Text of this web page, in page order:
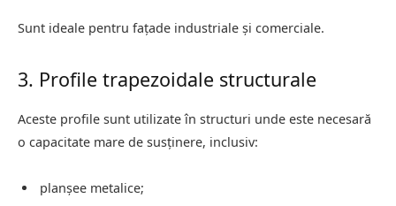
Sunt ideale pentru fațade industriale și comerciale.
3. Profile trapezoidale structurale
Aceste profile sunt utilizate în structuri unde este necesară
o capacitate mare de susținere, inclusiv:
planșee metalice;